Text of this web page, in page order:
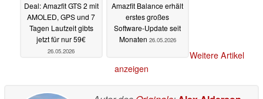
Deal: Amazfit GTS 2 mit
AMOLED, GPS und 7
Tagen Laufzeit gibts
jetzt für nur 59€
26.05.2026
Amazfit Balance erhält
erstes großes
Software-Update seit
Monaten 26.05.2026
Weitere Artikel
anzeigen